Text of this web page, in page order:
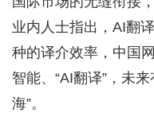
业内人士指出，AI翻
种的译介效率，中国
智能、“AI翻译”，未
海”。